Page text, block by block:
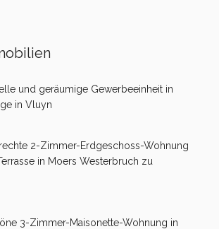
und geräumige Gewerbeeinheit in
in Vluyn
2-Zimmer-Erdgeschoss-Wohnung
in Moers Westerbruch zu
3-Zimmer-Maisonette-Wohnung in